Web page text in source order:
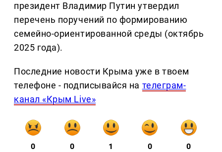
президент Владимир Путин утвердил
перечень поручений по формированию
семейно-ориентированной среды (октябрь
2025 года).
Последние новости Крыма уже в твоем
телефоне - подписывайся на телеграм-
канал «Крым Live»
0 0 1 0 0